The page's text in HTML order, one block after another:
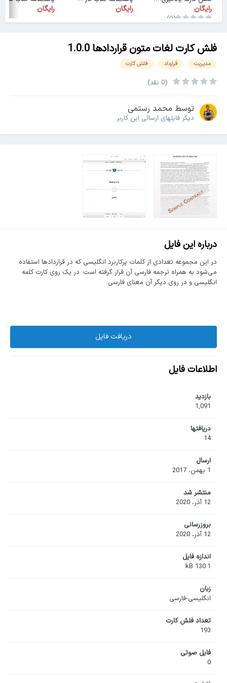
رایگان
(0)
رایگان رایگان
فلش کارت لغات متون قراردادها 1.0.0
مدیریت قرارداد فلش کارت
(0 نقد)
توسط محمد رستمی
دیگر فایل‎های ارسالی این کاربر
درباره این فایل
در این مجموعه تعدادی از کلمات پرکاربرد انگلیسی که در قراردادها استفاده
می‌شود به همراه ترجمه فارسی آن قرار گرفته است. در یک روی کارت کلمه
انگلیسی و در روی دیگر آن معنای فارسی.
دریافت فایل
اطلاعات فایل
بازدید
1,091
دریافت‎ها
14
ارسال
1 بهمن، 2017
منتشر شد
12 آذر، 2020
بروزرسانی
12 آذر، 2020
اندازه فایل
130.1 kB
زبان
انگلیسی-فارسی
تعداد فلش کارت
193
فایل صوتی
0